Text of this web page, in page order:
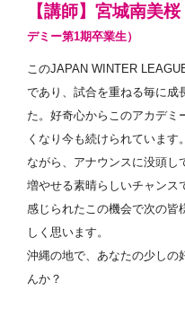
【講師】宮城南美桜
デミー第1期卒業生）
このJAPAN WINTER
であり、試合を重ねる毎に成
た。好奇心からこのアカデミ
くなり今も続けられています
ながら、アナウンスに没頭し
増やせる素晴らしいチャンス
感じられたこの機会で次の皆
しく思います。
沖縄の地で、あなたの少しの
んか？